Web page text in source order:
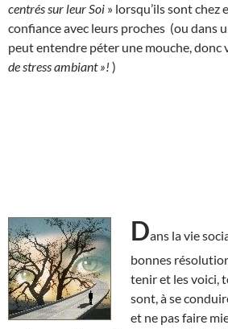
centrés sur leur Soi » lorsqu’ils sont chez
confiance avec leurs proches (ou dans
peut entendre péter une mouche, donc
de stress ambiant »! )
Dans la vie
bonnes
tenir et les voici,
sont, à se
et ne pas faire